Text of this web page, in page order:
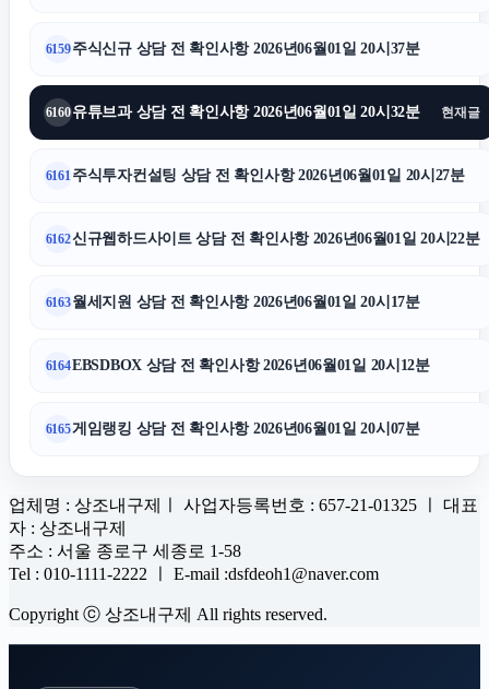
6159주식신규 상담 전 확인사항 2026년06월01일 20시37분
6160유튜브과 상담 전 확인사항 2026년06월01일 20시32분 현재글
6161 주식투자컨설팅 상담 전 확인사항 2026년06월01일 20시27분
6162신규웹하드사이트 상담 전 확인사항 2026년06월01일 20시22분
6163월세지원 상담 전 확인사항 2026년06월01일 20시17분
6164EBSDBOX 상담 전 확인사항 2026년06월01일 20시12분
6165게임랭킹 상담 전 확인사항 2026년06월01일 20시07분
업체명 : 상조내구제ㅣ 사업자등록번호 : 657-21-01325 ㅣ 대표
자 : 상조내구제
주소 : 서울 종로구 세종로 1-58
Tel : 010-1111-2222 ㅣ E-mail :dsfdeoh1@naver.com
Copyright ⓒ 상조내구제 All rights reserved.